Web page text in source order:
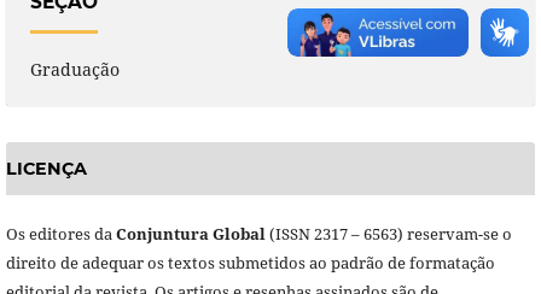
Graduação
LICENÇA
Os editores daConjuntura Global(ISSN 2317 – 6563) reservam-se o
direito de adequar os textos submetidos ao padrão de formatação